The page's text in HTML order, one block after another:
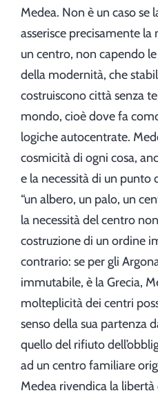
Medea. Non è un caso se
asserisce precisamente
un centro, non capendo
della modernità, che
costruiscono città senza
mondo, cioè dove fa
logiche autocentrate.
cosmicità di ogni cosa,
e la necessità di un
“un albero, un palo, un
la necessità del centro
costruzione di un ordine
contrario: se per gli
immutabile, è la Grecia,
molteplicità dei centri
senso della sua partenza
quello del rifiuto
ad un centro familiare
Medea rivendica la